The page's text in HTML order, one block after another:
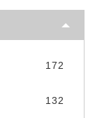
172
132